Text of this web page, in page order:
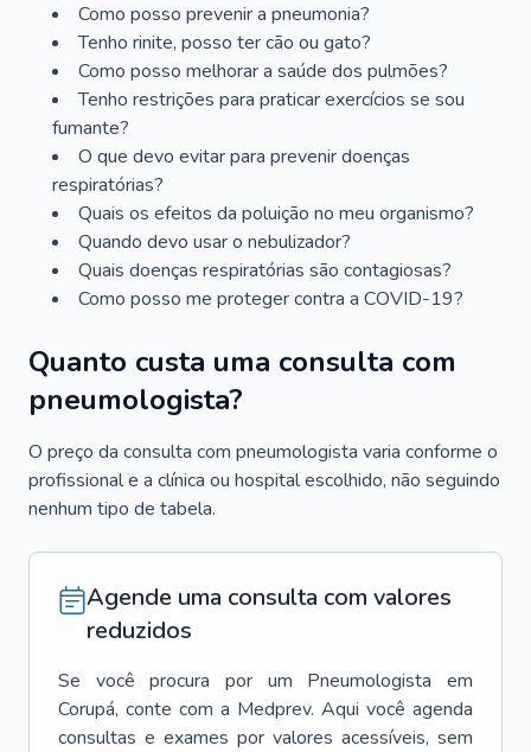
Como posso prevenir a pneumonia?
Tenho rinite, posso ter cão ou gato?
Como posso melhorar a saúde dos pulmões?
Tenho restrições para praticar exercícios se sou
fumante?
O que devo evitar para prevenir doenças
respiratórias?
Quais os efeitos da poluição no meu organismo?
Quando devo usar o nebulizador?
Quais doenças respiratórias são contagiosas?
Como posso me proteger contra a COVID-19?
Quanto custa uma consulta com
pneumologista?
O preço da consulta com pneumologista varia conforme o
profissional e a clínica ou hospital escolhido, não seguindo
nenhum tipo de tabela.
Agende uma consulta com valores
reduzidos
Se você procura por um Pneumologista
em
Corupá, conte com a Medprev. Aqui você agenda
consultas e exames por valores acessíveis, sem